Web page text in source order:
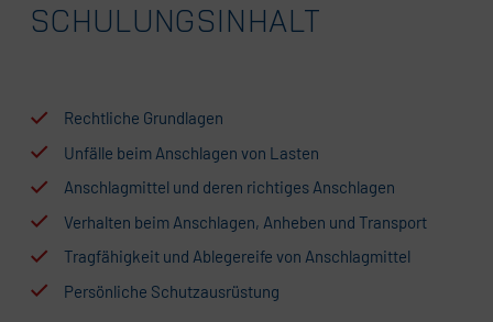
SCHULUNGSINHALT
Rechtliche Grundlagen
Unfälle beim Anschlagen von Lasten
Anschlagmittel und deren richtiges Anschlagen
Verhalten beim Anschlagen, Anheben und Transport
Tragfähigkeit und Ablegereife von Anschlagmittel
Persönliche Schutzausrüstung